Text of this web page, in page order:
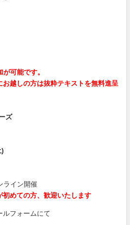
可能です。
越しの方は抜粋テキストを無料進呈
ズ
)
ライン開催
初めての方、歓迎いたします
ルフォームにて